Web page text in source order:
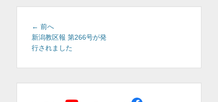
コ
ツ
を
投
稿
ナ
ー
← 前へ
の
投
新潟教区報 第266号が発
行されました